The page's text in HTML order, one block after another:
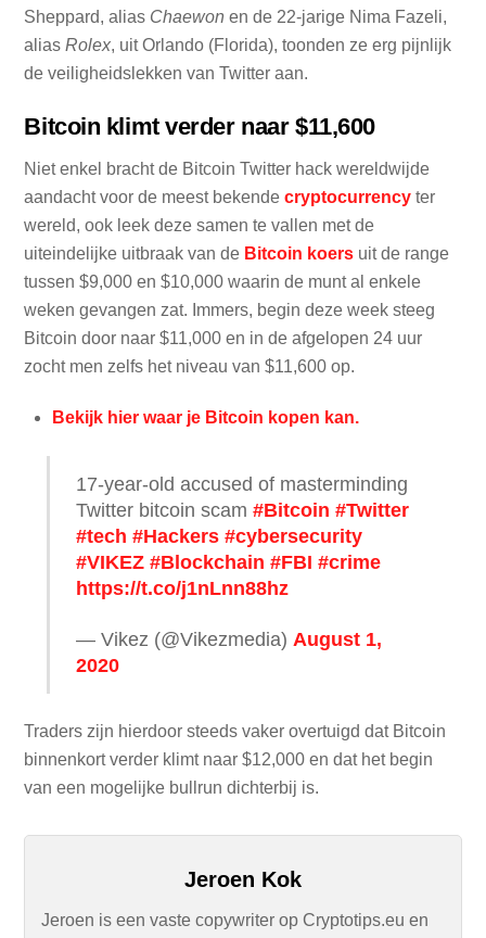
Jeroen Kok
Jeroen is een vaste copywriter op Cryptotips.eu en
Sheppard, alias Chaewon en de 22-jarige Nima Fazeli,
aliasRolex, uit Orlando (Florida), toonden ze erg pijnlijk
de veiligheidslekken van Twitter aan.
Bitcoin klimt verder naar $11,600
Niet enkel bracht de Bitcoin Twitter hack wereldwijde
aandacht voor de meest bekendecryptocurrency ter
wereld, ook leek deze samen te vallen met de
uiteindelijke uitbraak van de Bitcoin koers uit de range
tussen $9,000 en $10,000 waarin de munt al enkele
weken gevangen zat. Immers, begin deze week steeg
Bitcoin door naar $11,000 en in de afgelopen 24 uur
zocht men zelfs het niveau van $11,600 op.
Bekijk hier waar je Bitcoin kopen kan.
17-year-old accused of masterminding
Twitter bitcoin scam#Bitcoin #Twitter
#tech #Hackers #cybersecurity
#VIKEZ #Blockchain #FBI #crime
https://t.co/j1nLnn88hz
— Vikez (@Vikezmedia)August 1,
2020
Traders zijn hierdoor steeds vaker overtuigd dat Bitcoin
binnenkort verder klimt naar $12,000 en dat het begin
van een mogelijke bullrun dichterbij is.